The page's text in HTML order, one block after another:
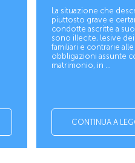
La situazione che
piuttosto grave e
condotte ascritte a
sono illecite, lesive
familiari e contrarie alle
obbligazioni assunte
matrimonio, in ...
CONTINUA A